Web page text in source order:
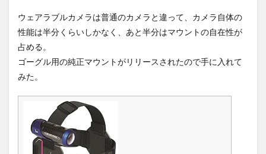
ウェアラブルカメラは普通のカメラと違って、カメラ自体の
性能は半分くらいしかなく、あと半分はマウントの自在性が
占める。
ゴーグル用の純正マウントがリリースされたので手に入れて
みた。